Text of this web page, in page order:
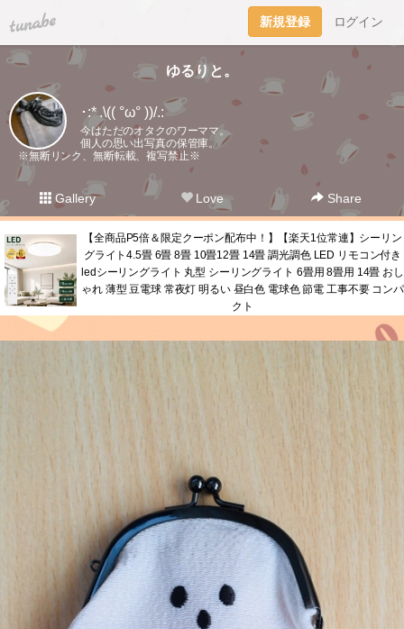
tuna.be 新規登録 ログイン
ゆるりと。
･:* .\(( °ω° ))/.:
今はただのオタクのワーママ。
個人の思い出写真の保管庫。
※無断リンク、無断転載、複写禁止※
Gallery Love Share
【全商品P5倍＆限定クーポン配布中！】【楽天1位常連】シーリン
グライト4.5畳 6畳 8畳 10畳12畳 14畳 調光調色 LED リモコン付き
ledシーリングライト 丸型 シーリングライト 6畳用 8畳用 14畳 おし
ゃれ 薄型 豆電球 常夜灯 明るい 昼白色 電球色 節電 工事不要 コンパ
クト